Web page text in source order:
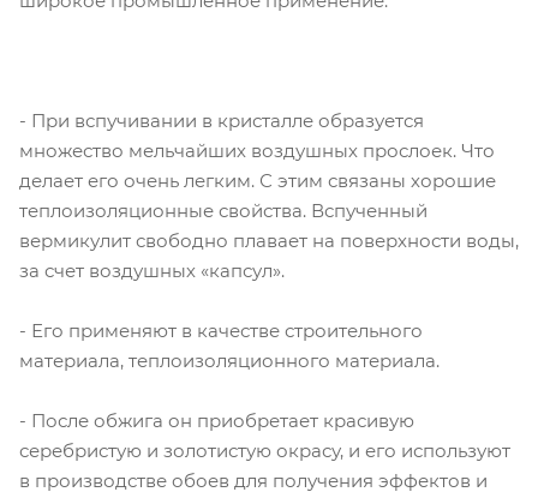
- При вспучивании в кристалле образуется
множество мельчайших воздушных прослоек. Что
делает его очень легким. С этим связаны хорошие
теплоизоляционные свойства. Вспученный
вермикулит свободно плавает на поверхности воды,
за счет воздушных «капсул».
- Его применяют в качестве строительного
материала, теплоизоляционного материала.
- После обжига он приобретает красивую
серебристую и золотистую окрасу, и его используют
в производстве обоев для получения эффектов и